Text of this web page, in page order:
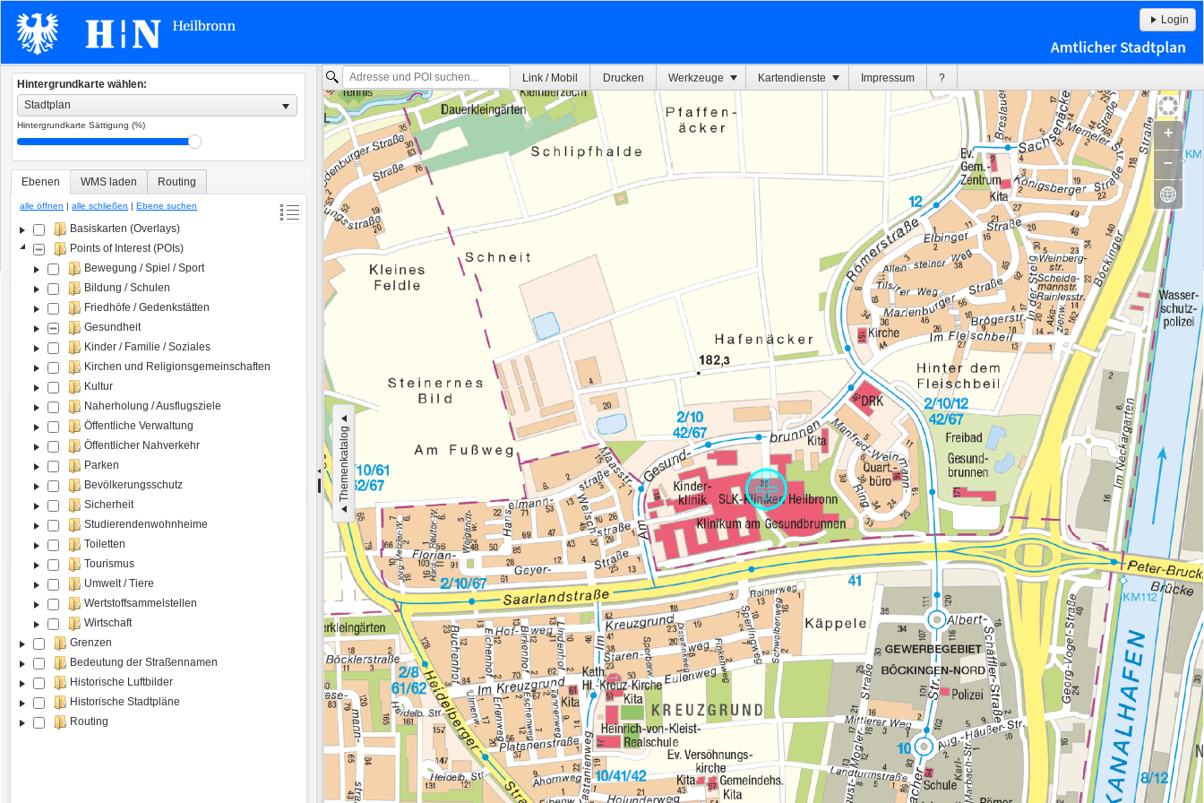
Login
Hintergrundkarte wählen:
Stadtplan
Hintergrundkarte Sättigung (%)
Ebenen WMS laden Routing
alle öffnen |alle schließen |Ebene suchen
Basiskarten (Overlays)
Points of Interest (POIs)
Bewegung / Spiel / Sport
Bildung / Schulen
Friedhöfe / Gedenkstätten
Gesundheit
Kinder / Familie / Soziales
Kirchen und Religionsgemeinschaften
Kultur
Naherholung / Ausflugsziele
Öffentliche Verwaltung
Öffentlicher Nahverkehr
Parken
Bevölkerungsschutz
Sicherheit
Studierendenwohnheime
Toiletten
Tourismus
Umwelt / Tiere
Wertstoffsammelstellen
Wirtschaft
Grenzen
Bedeutung der Straßennamen
Historische Luftbilder
Historische Stadtpläne
Routing
+
–
Themenkatalog
Link / Mobil Drucken Werkzeuge Kartendienste Impressum ?